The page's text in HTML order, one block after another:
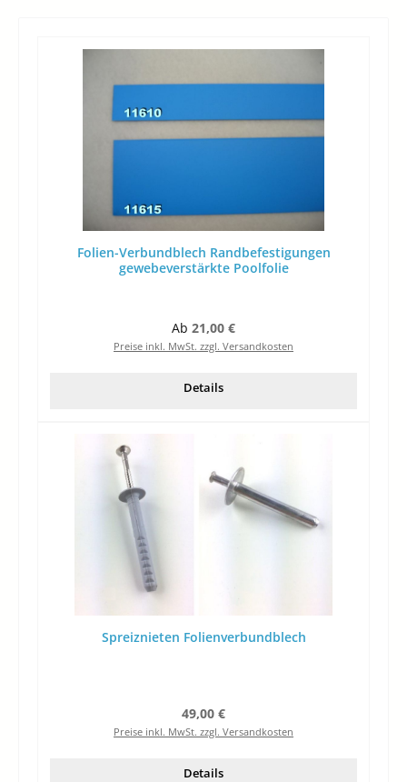
Folien-Verbundblech Randbefestigungen
gewebeverstärkte Poolfolie
Regulärer Preis:
Ab 21,00 €
Preise inkl. MwSt. zzgl. Versandkosten
Details
Spreiznieten Folienverbundblech
Regulärer Preis:
49,00 €
Preise inkl. MwSt. zzgl. Versandkosten
Details